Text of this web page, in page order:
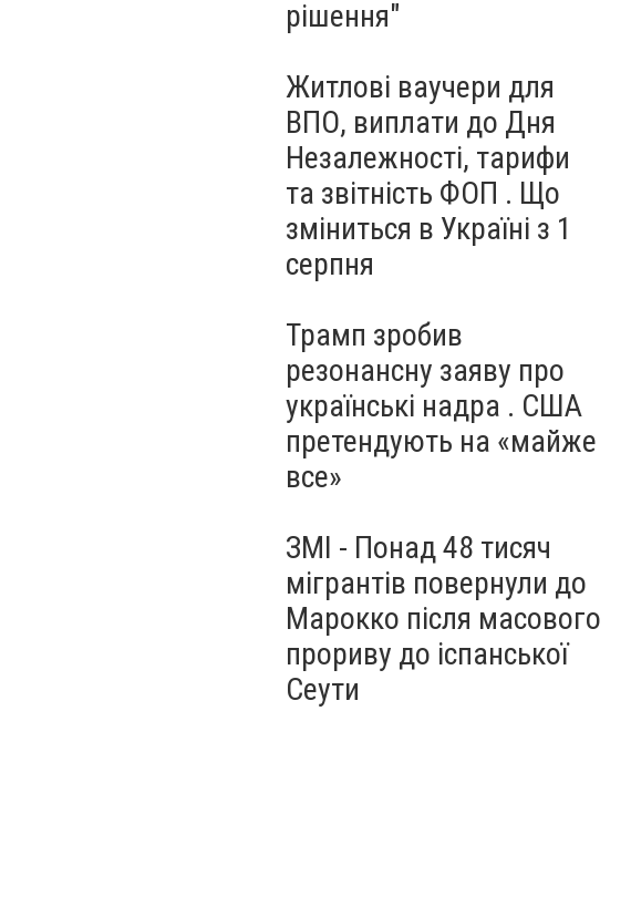
рішення"
Житлові ваучери для
ВПО, виплати до Дня
Незалежності, тарифи
та звітність ФОП . Що
зміниться в Україні з 1
серпня
Трамп зробив
резонансну заяву про
українські надра . США
претендують на «майже
все»
ЗМІ - Понад 48 тисяч
мігрантів повернули до
Марокко після масового
прориву до іспанської
Сеути